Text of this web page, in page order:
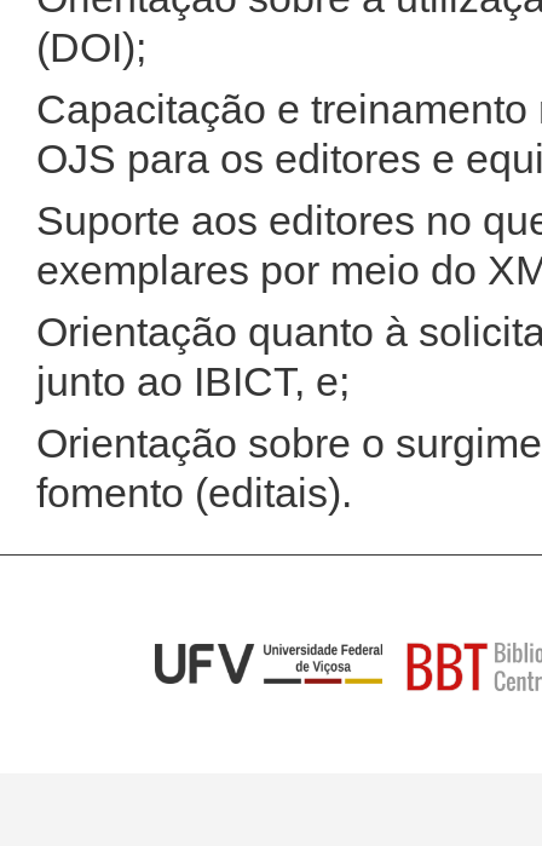
(DOI);
Capacitação e
OJS para os editores e
Suporte aos editores no
exemplares por meio do
Orientação quanto à
junto ao IBICT, e;
Orientação sobre o
fomento (editais).